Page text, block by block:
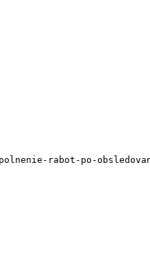
rabot-po-